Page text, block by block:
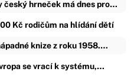
český hrneček má dnes pro…
Kč rodičům na hlídání dětí
knize z roku 1958.…
se vrací k systému,…